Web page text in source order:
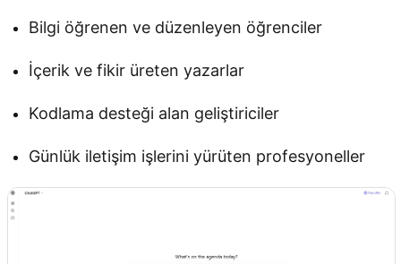
Bilgi öğrenen ve düzenleyen öğrenciler
İçerik ve fikir üreten yazarlar
Kodlama desteği alan geliştiriciler
Günlük iletişim işlerini yürüten profesyoneller